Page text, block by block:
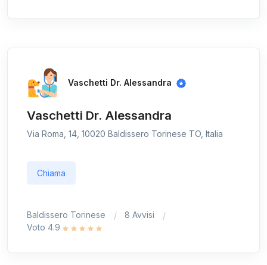
Vaschetti Dr. Alessandra
Vaschetti Dr. Alessandra
Via Roma, 14, 10020 Baldissero Torinese TO, Italia
Chiama
Baldissero Torinese
8 Avvisi
Voto 4.9